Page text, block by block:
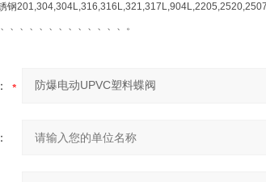
钢
、、、、、、、、、、、、。